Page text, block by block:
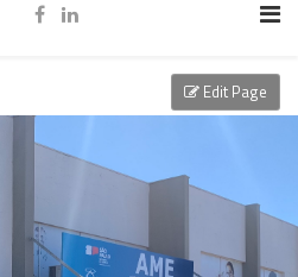
Edit Page